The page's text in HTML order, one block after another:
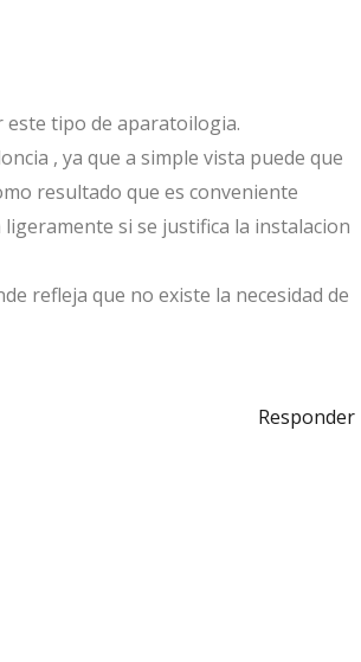
este tipo de aparatoilogia.
, ya que a simple vista puede que
resultado que es conveniente
si se justifica la instalacion
refleja que no existe la necesidad de
Responder